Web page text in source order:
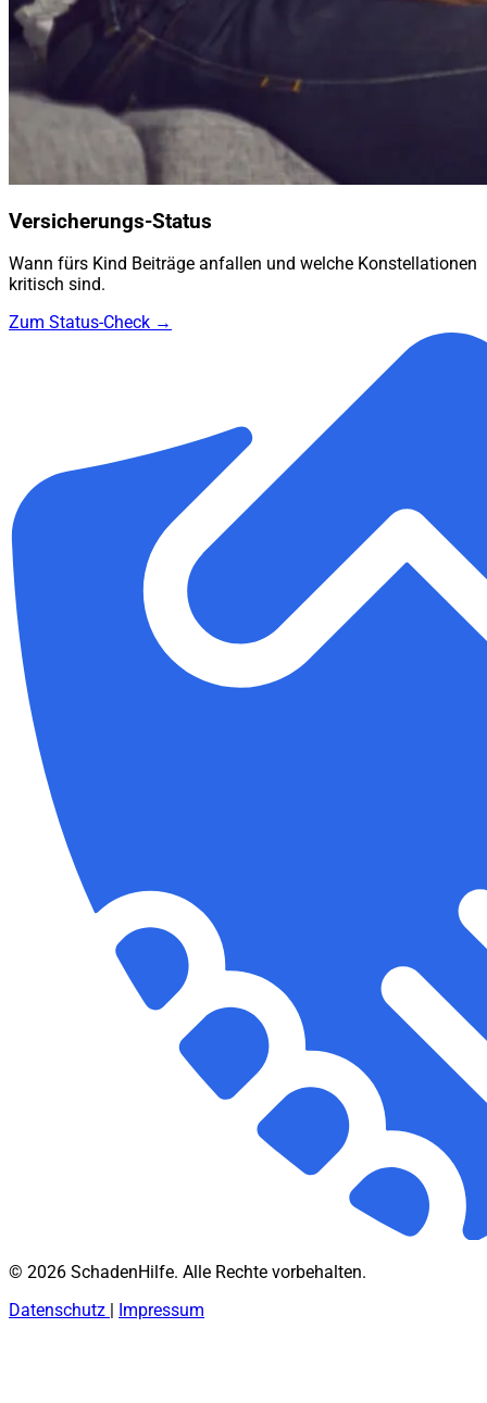
Versicherungs-Status
Wann fürs Kind Beiträge anfallen und welche Konstellationen
kritisch sind.
Zum Status-Check →
© 2026 SchadenHilfe. Alle Rechte vorbehalten.
Datenschutz
Impressum